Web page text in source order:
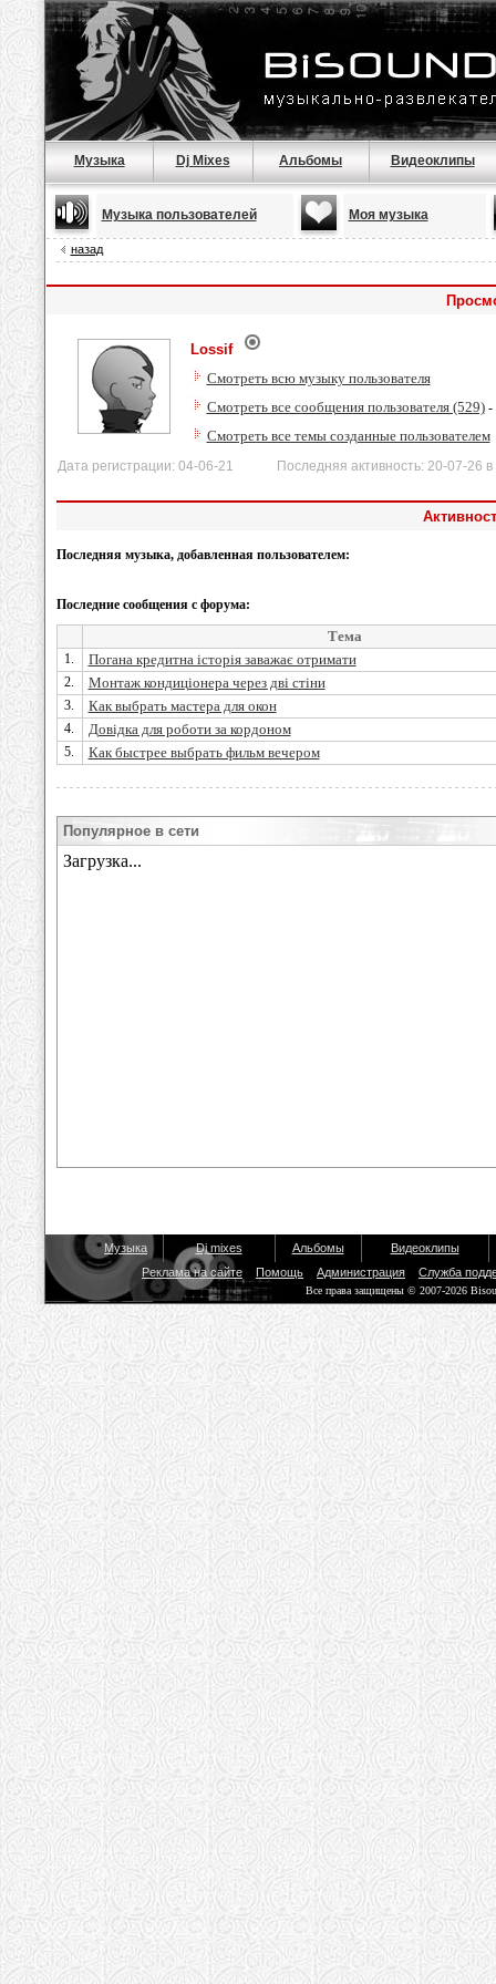
Музыка Dj Mixes Альбомы Видеоклипы
Музыка пользователей Моя музыка
назад
Lossif
Смотреть всю музыку пользователя
Смотреть все сообщения пользователя (529)-
Смотреть все темы созданные пользователем
Дата регистрации: 04-06-21 Последняя активность: 20-07-26 в
Последняя музыка, добавленная пользователем:
Последние сообщения с форума:
Тема
1. Погана кредитна історія заважає отримати
2. Монтаж кондиціонера через дві стіни
3. Как выбрать мастера для окон
4. Довідка для роботи за кордоном
5. Как быстрее выбрать фильм вечером
Популярное в сети
Музыка Dj mixes Альбомы
Видеоклипы
Реклама на сайте
Помощь Администрация Служба
Все права защищены © 2007-2026